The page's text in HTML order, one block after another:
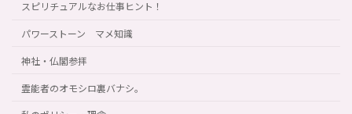
スピリチュアルなお仕事ヒント！
パワーストーン マメ知識
神社・仏閣参拝
霊能者のオモシロ裏バナシ。